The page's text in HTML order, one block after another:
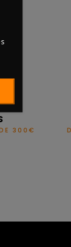
300€